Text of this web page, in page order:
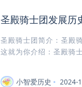
圣殿骑士团发展历
圣殿骑士团简介：圣殿
这就为你介绍：圣殿骑
小智爱历史 2024-